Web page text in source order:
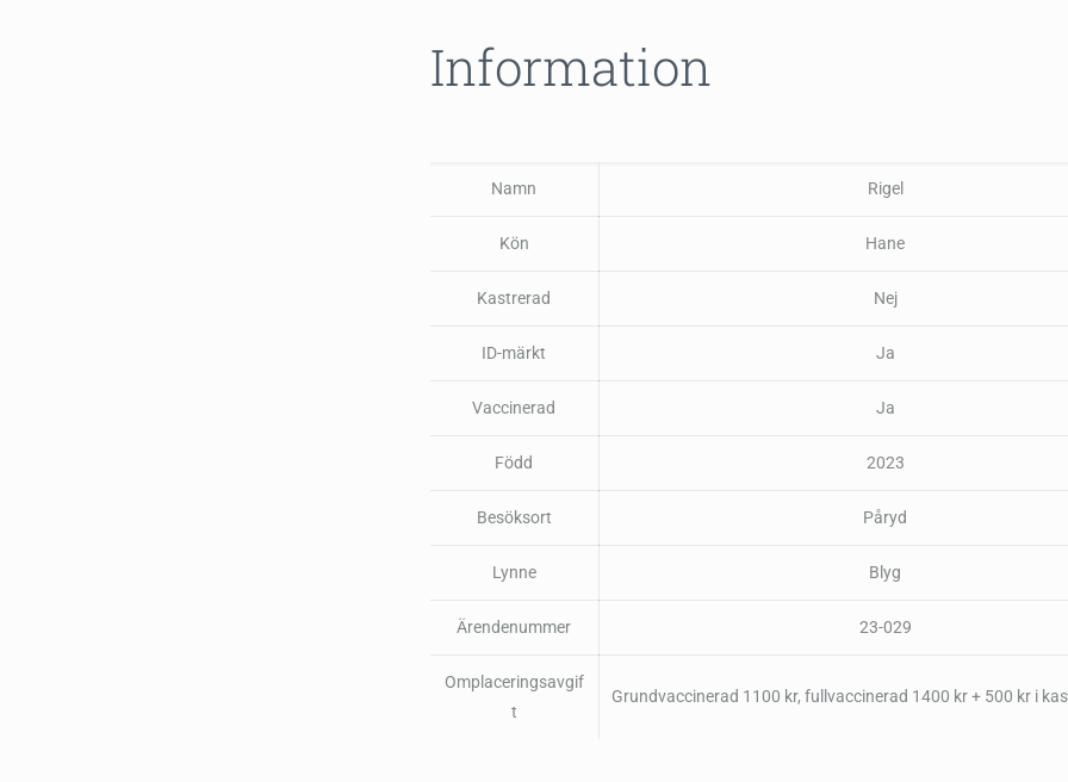
Information
Namn Rigel
Kön Hane
Kastrerad Nej
ID-märkt Ja
Vaccinerad Ja
Född 2023
Besöksort Påryd
Lynne Blyg
Ärendenummer 23-029
Omplaceringsavgif
t
Grundvaccinerad 1100 kr, fullvaccinerad 1400 kr + 500 kr i